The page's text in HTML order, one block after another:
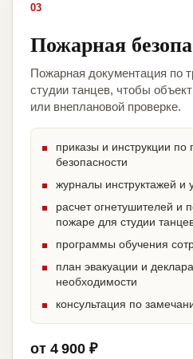
03
Пожарная
Пожарная документация по
студии танцев, чтобы
или внеплановой проверке.
приказы и инструкции по
безопасности
журналы инструктажей и
расчет огнетушителей и
пожаре для студии
программы обучения
план эвакуации и
необходимости
консультация по
от 4 900 ₽